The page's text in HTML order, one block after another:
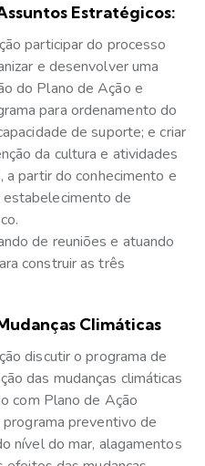
Estratégicos:
participar do processo
e desenvolver uma
do Plano de Ação e
para ordenamento do
de suporte; e criar
da cultura e atividades
a partir do conhecimento e
de
de reuniões e atuando
construir as três
Climáticas
discutir o programa de
das mudanças climáticas
com Plano de Ação
preventivo de
nível do mar, alagamentos